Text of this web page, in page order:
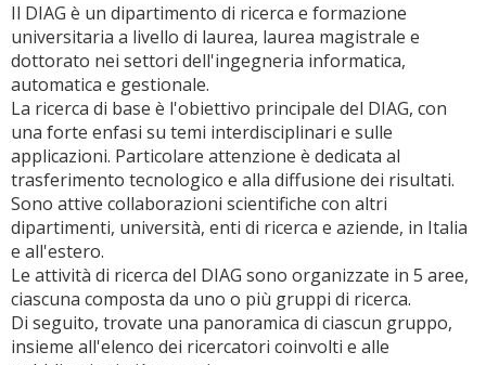
Il DIAG è un dipartimento di ricerca e formazione
universitaria a livello di laurea, laurea magistrale e
dottorato nei settori dell'ingegneria informatica,
automatica e gestionale.
La ricerca di base è l'obiettivo principale del DIAG, con
una forte enfasi su temi interdisciplinari e sulle
applicazioni. Particolare attenzione è dedicata al
trasferimento tecnologico e alla diffusione dei risultati.
Sono attive collaborazioni scientifiche con altri
dipartimenti, università, enti di ricerca e aziende, in Italia
e all'estero.
Le attività di ricerca del DIAG sono organizzate in 5 aree,
ciascuna composta da uno o più gruppi di ricerca.
Di seguito, trovate una panoramica di ciascun gruppo,
insieme all'elenco dei ricercatori coinvolti e alle